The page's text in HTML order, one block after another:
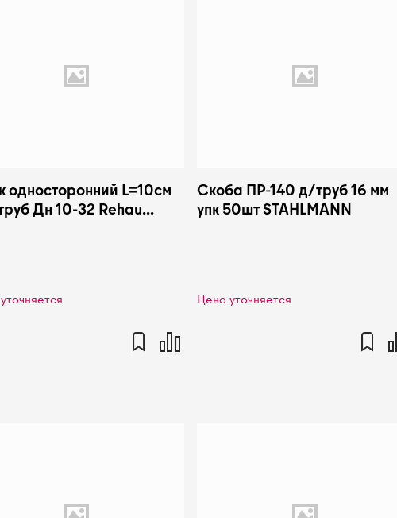
односторонний L=10см
Дн 10-32 Rehau
Скоба ПР-140 д/труб 16 мм
упк 50шт STAHLMANN
Цена уточняется